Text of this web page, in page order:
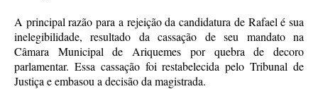
A principal razão para a rejeição da candidatura de Rafael é sua
inelegibilidade, resultado da cassação de seu mandato na
Câmara Municipal de Ariquemes por quebra de decoro
parlamentar. Essa cassação foi restabelecida pelo Tribunal de
Justiça e embasou a decisão da magistrada.